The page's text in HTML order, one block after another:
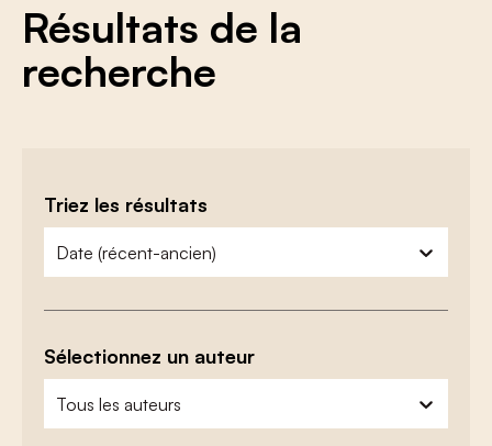
Résultats de la
recherche
Triez les résultats
zoeken - sorteer
trier le contenu
Sélectionnez un auteur
zoeken - auteurs
sélectionnez le contenu